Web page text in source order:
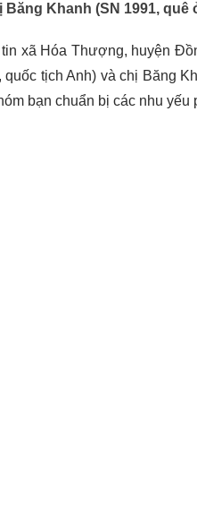
Khanh (SN 1991, quê
xã Hóa Thượng, huyện
tịch Anh) và chị Băng
bạn chuẩn bị các nhu